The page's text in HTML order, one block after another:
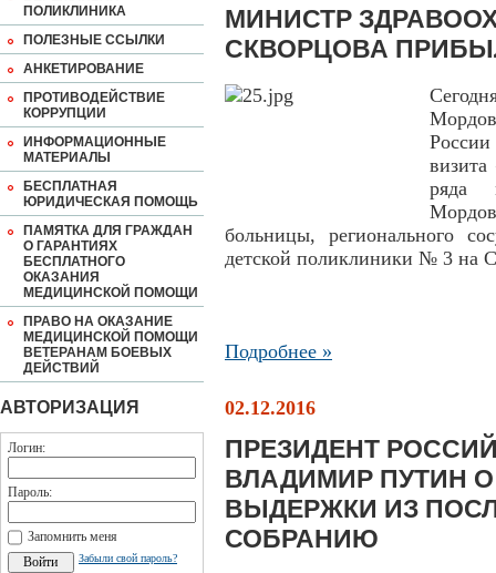
ПОЛИКЛИНИКА
ПОЛЕЗНЫЕ ССЫЛКИ
АНКЕТИРОВАНИЕ
ПРОТИВОДЕЙСТВИЕ
КОРРУПЦИИ
ИНФОРМАЦИОННЫЕ
МАТЕРИАЛЫ
БЕСПЛАТНАЯ
ЮРИДИЧЕСКАЯ ПОМОЩЬ
ПАМЯТКА ДЛЯ ГРАЖДАН
О ГАРАНТИЯХ
БЕСПЛАТНОГО
ОКАЗАНИЯ
МЕДИЦИНСКОЙ ПОМОЩИ
ПРАВО НА ОКАЗАНИЕ
МЕДИЦИНСКОЙ ПОМОЩИ
ВЕТЕРАНАМ БОЕВЫХ
ДЕЙСТВИЙ
АВТОРИЗАЦИЯ
Логин:
Пароль:
Запомнить меня
Забыли свой пароль?
МИНИСТР
СКВОРЦОВА
ряда
больницы, регионального
детской поликлиники № 3 на
Подробнее »
02.12.2016
ПРЕЗИДЕНТ
ВЛАДИМИР ПУТИН
ВЫДЕРЖКИ ИЗ
СОБРАНИЮ